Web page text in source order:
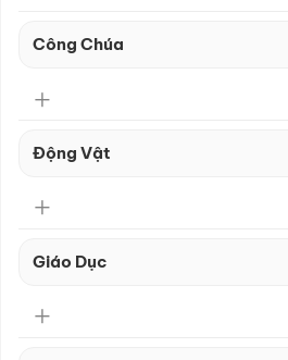
Công Chúa
Động Vật
Giáo Dục